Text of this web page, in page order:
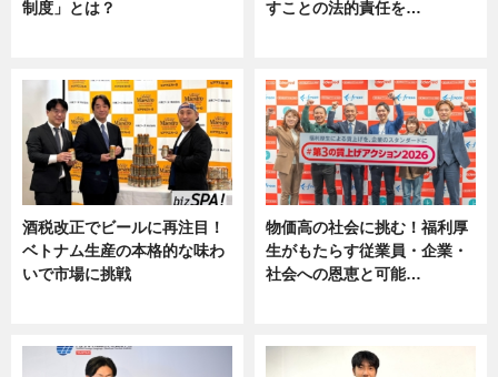
制度」とは？
すことの法的責任を…
酒税改正でビールに再注目！
ベトナム生産の本格的な味わ
いで市場に挑戦
物価高の社会に挑む！福利厚
生がもたらす従業員・企業・
社会への恩恵と可能…